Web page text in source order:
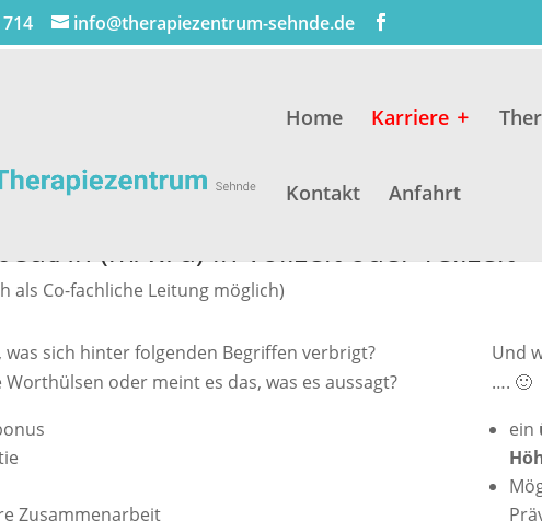
info@therapiezentrum-sehnde.de
Home Karriere
Kontakt Anfahrt
In (m/w/d) in Vollzeit oder Teilzeit
als Co-fachliche Leitung möglich)
sich hinter folgenden Begriffen verbrigt?
Worthülsen oder meint es das, was es aussagt?
Zusammenarbeit
Und
…. 🙂
ein